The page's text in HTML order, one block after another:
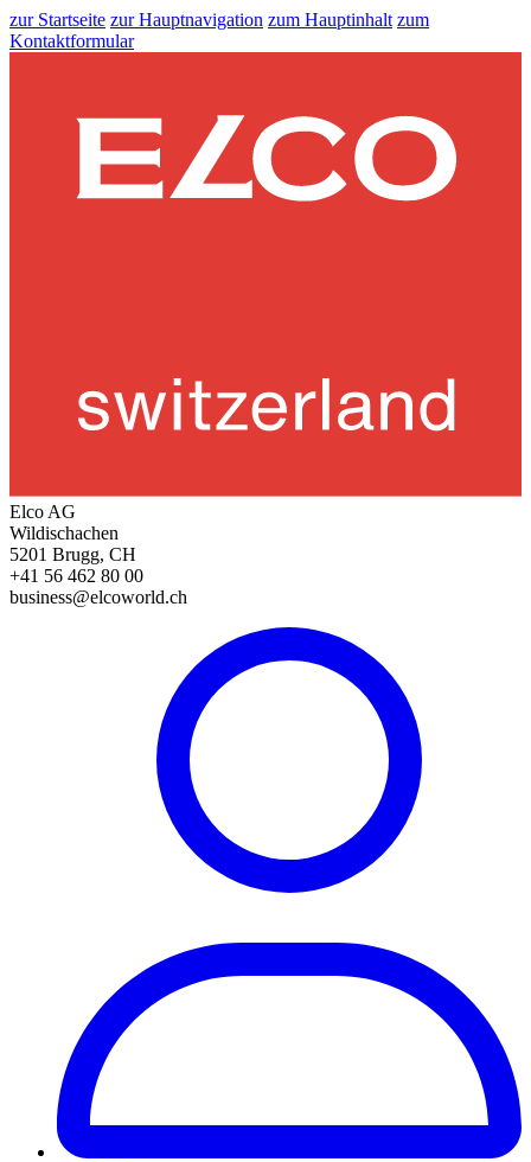
zur Startseite zur Hauptnavigation zum Hauptinhalt zum
Kontaktformular
Elco AG
Wildischachen
5201 Brugg, CH
+41 56 462 80 00
business@elcoworld.ch